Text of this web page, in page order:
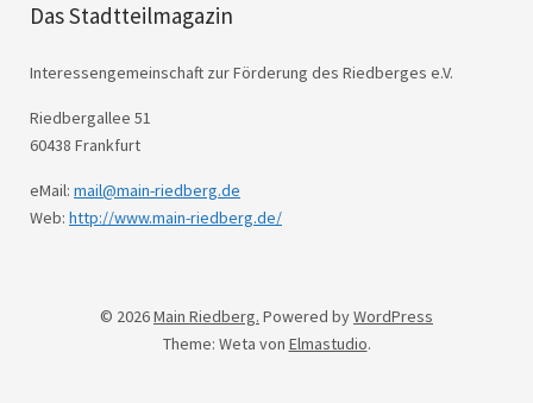
Das Stadtteilmagazin
Interessengemeinschaft zur Förderung des Riedberges e.V.
Riedbergallee 51
60438 Frankfurt
eMail: mail@main-riedberg.de
Web: http://www.main-riedberg.de/
© 2026Main Riedberg. Powered byWordPress
Theme: Weta von Elmastudio.